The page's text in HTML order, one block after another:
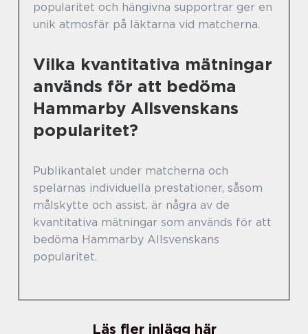
popularitet och hängivna supportrar ger en
unik atmosfär på läktarna vid matcherna.
Vilka kvantitativa mätningar
används för att bedöma
Hammarby Allsvenskans
popularitet?
Publikantalet under matcherna och
spelarnas individuella prestationer, såsom
målskytte och assist, är några av de
kvantitativa mätningar som används för att
bedöma Hammarby Allsvenskans
popularitet.
Läs fler inlägg här